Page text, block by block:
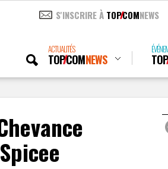
S'INSCRIRE À TOPCOMNEWS
ACTUALITÉS
TOPCOMNEWS TOP